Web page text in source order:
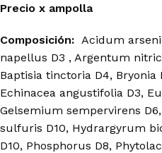
Precio x ampolla
Composición: Acidum
napellus D3 , Argentum
Baptisia tinctoria D4, Bryonia
Echinacea angustifolia D3,
Gelsemium sempervirens
sulfuris D10, Hydrargyrum
D10, Phosphorus D8,